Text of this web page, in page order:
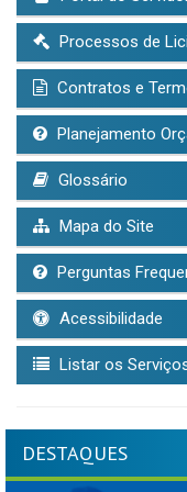
Processos de
Contratos e
Planejamento
Glossário
Mapa do Site
Perguntas
Acessibilidade
Listar os
DESTAQUES